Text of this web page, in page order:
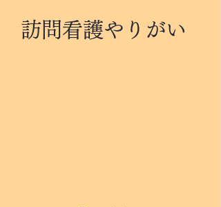
訪問看護やりがい